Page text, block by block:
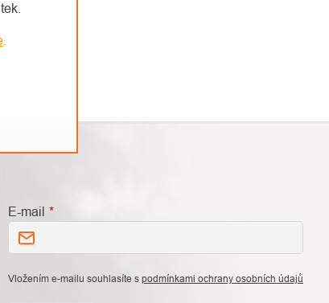
.
E-mail
Vložením e-mailu souhlasíte s podmínkami ochrany osobních údajů